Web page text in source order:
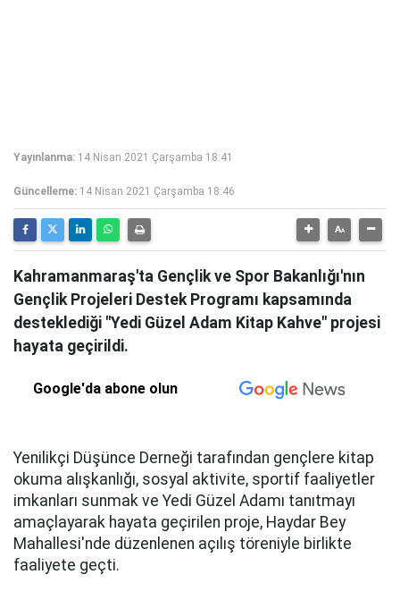
Yayınlanma: 14 Nisan 2021 Çarşamba 18:41
Güncelleme: 14 Nisan 2021 Çarşamba 18:46
Kahramanmaraş'ta Gençlik ve Spor Bakanlığı'nın
Gençlik Projeleri Destek Programı kapsamında
desteklediği "Yedi Güzel Adam Kitap Kahve" projesi
hayata geçirildi.
Google'da abone olun
Yenilikçi Düşünce Derneği tarafından gençlere kitap
okuma alışkanlığı, sosyal aktivite, sportif faaliyetler
imkanları sunmak ve Yedi Güzel Adamı tanıtmayı
amaçlayarak hayata geçirilen proje, Haydar Bey
Mahallesi'nde düzenlenen açılış töreniyle birlikte
faaliyete geçti.